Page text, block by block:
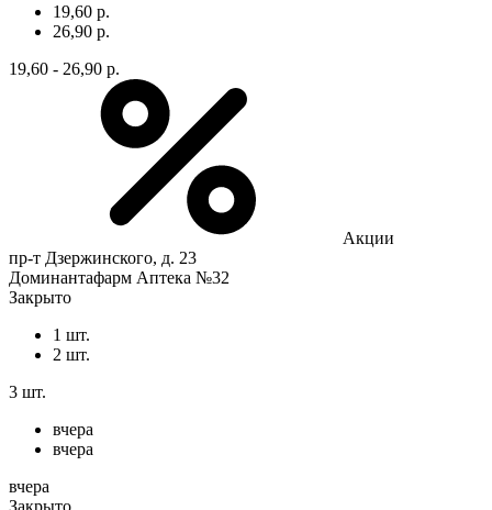
19,60 р.
26,90 р.
19,60 - 26,90 р.
Акции
пр-т Дзержинского, д. 23
Доминантафарм Аптека №32
Закрыто
1 шт.
2 шт.
3 шт.
вчера
вчера
вчера
Закрыто